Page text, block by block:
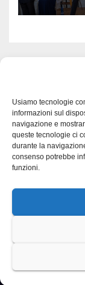
Usiamo tecnologie
informazioni sul
navigazione e
queste tecnologie ci
durante la
consenso potrebbe
funzioni.
Proudly powered